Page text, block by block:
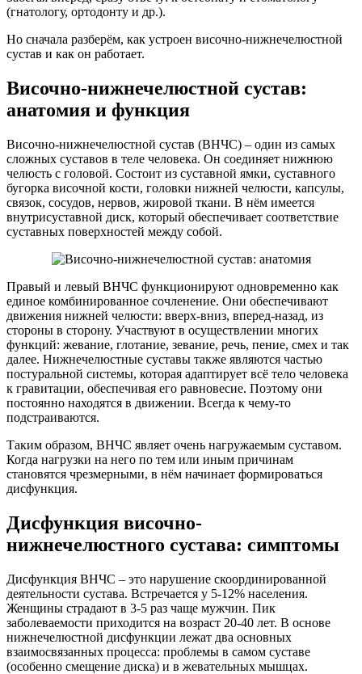
(гнатологу, ортодонту и др.).
Но сначала разберём, как устроен височно-нижнечелюстной
сустав и как он работает.
Височно-нижнечелюстной сустав:
анатомия и функция
Височно-нижнечелюстной сустав (ВНЧС) – один из самых
сложных суставов в теле человека. Он соединяет нижнюю
челюсть с головой. Состоит из суставной ямки, суставного
бугорка височной кости, головки нижней челюсти, капсулы,
связок, сосудов, нервов, жировой ткани. В нём имеется
внутрисуставной диск, который обеспечивает соответствие
суставных поверхностей между собой.
Правый и левый ВНЧС функционируют одновременно как
единое комбинированное сочленение. Они обеспечивают
движения нижней челюсти: вверх-вниз, вперед-назад, из
стороны в сторону. Участвуют в осуществлении многих
функций: жевание, глотание, зевание, речь, пение, смех и так
далее. Нижнечелюстные суставы также являются частью
постуральной системы, которая адаптирует всё тело человека
к гравитации, обеспечивая его равновесие. Поэтому они
постоянно находятся в движении. Всегда к чему-то
подстраиваются.
Таким образом, ВНЧС являет очень нагружаемым суставом.
Когда нагрузки на него по тем или иным причинам
становятся чрезмерными, в нём начинает формироваться
дисфункция.
Дисфункция височно-
нижнечелюстного сустава: симптомы
Дисфункция ВНЧС – это нарушение скоординированной
деятельности сустава. Встречается у 5-12% населения.
Женщины страдают в 3-5 раз чаще мужчин. Пик
заболеваемости приходится на возраст 20-40 лет. В основе
нижнечелюстной дисфункции лежат два основных
взаимосвязанных процесса: проблемы в самом суставе
(особенно смещение диска) и в жевательных мышцах.